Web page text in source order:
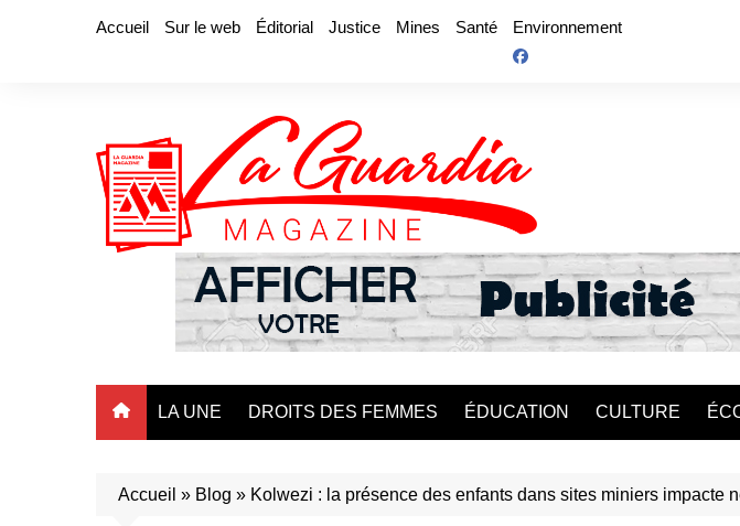
Accueil Sur le web Éditorial Justice Mines Santé Environnement
LA UNE DROITS DES FEMMES ÉDUCATION CULTURE
Accueil » Blog » Kolwezi : la présence des enfants dans sites miniers impacte